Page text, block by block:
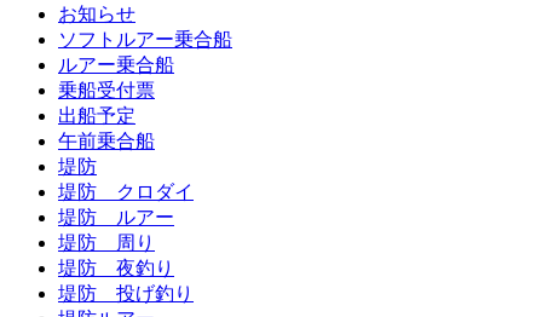
お知らせ
ソフトルアー乗合船
ルアー乗合船
乗船受付票
出船予定
午前乗合船
堤防
堤防 クロダイ
堤防 ルアー
堤防 周り
堤防 夜釣り
堤防 投げ釣り